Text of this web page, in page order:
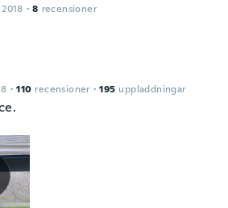
· 8 recensioner
· 110 recensioner · 195 uppladdningar